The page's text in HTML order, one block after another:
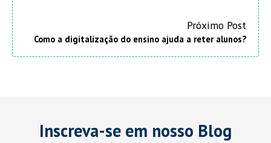
Próximo Post
Como a digitalização do ensino ajuda a reter alunos?
Inscreva-se em nosso Blog